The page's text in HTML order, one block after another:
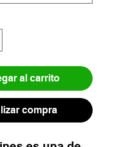
al carrito
compra